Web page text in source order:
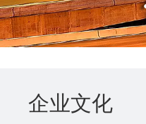
企业文化